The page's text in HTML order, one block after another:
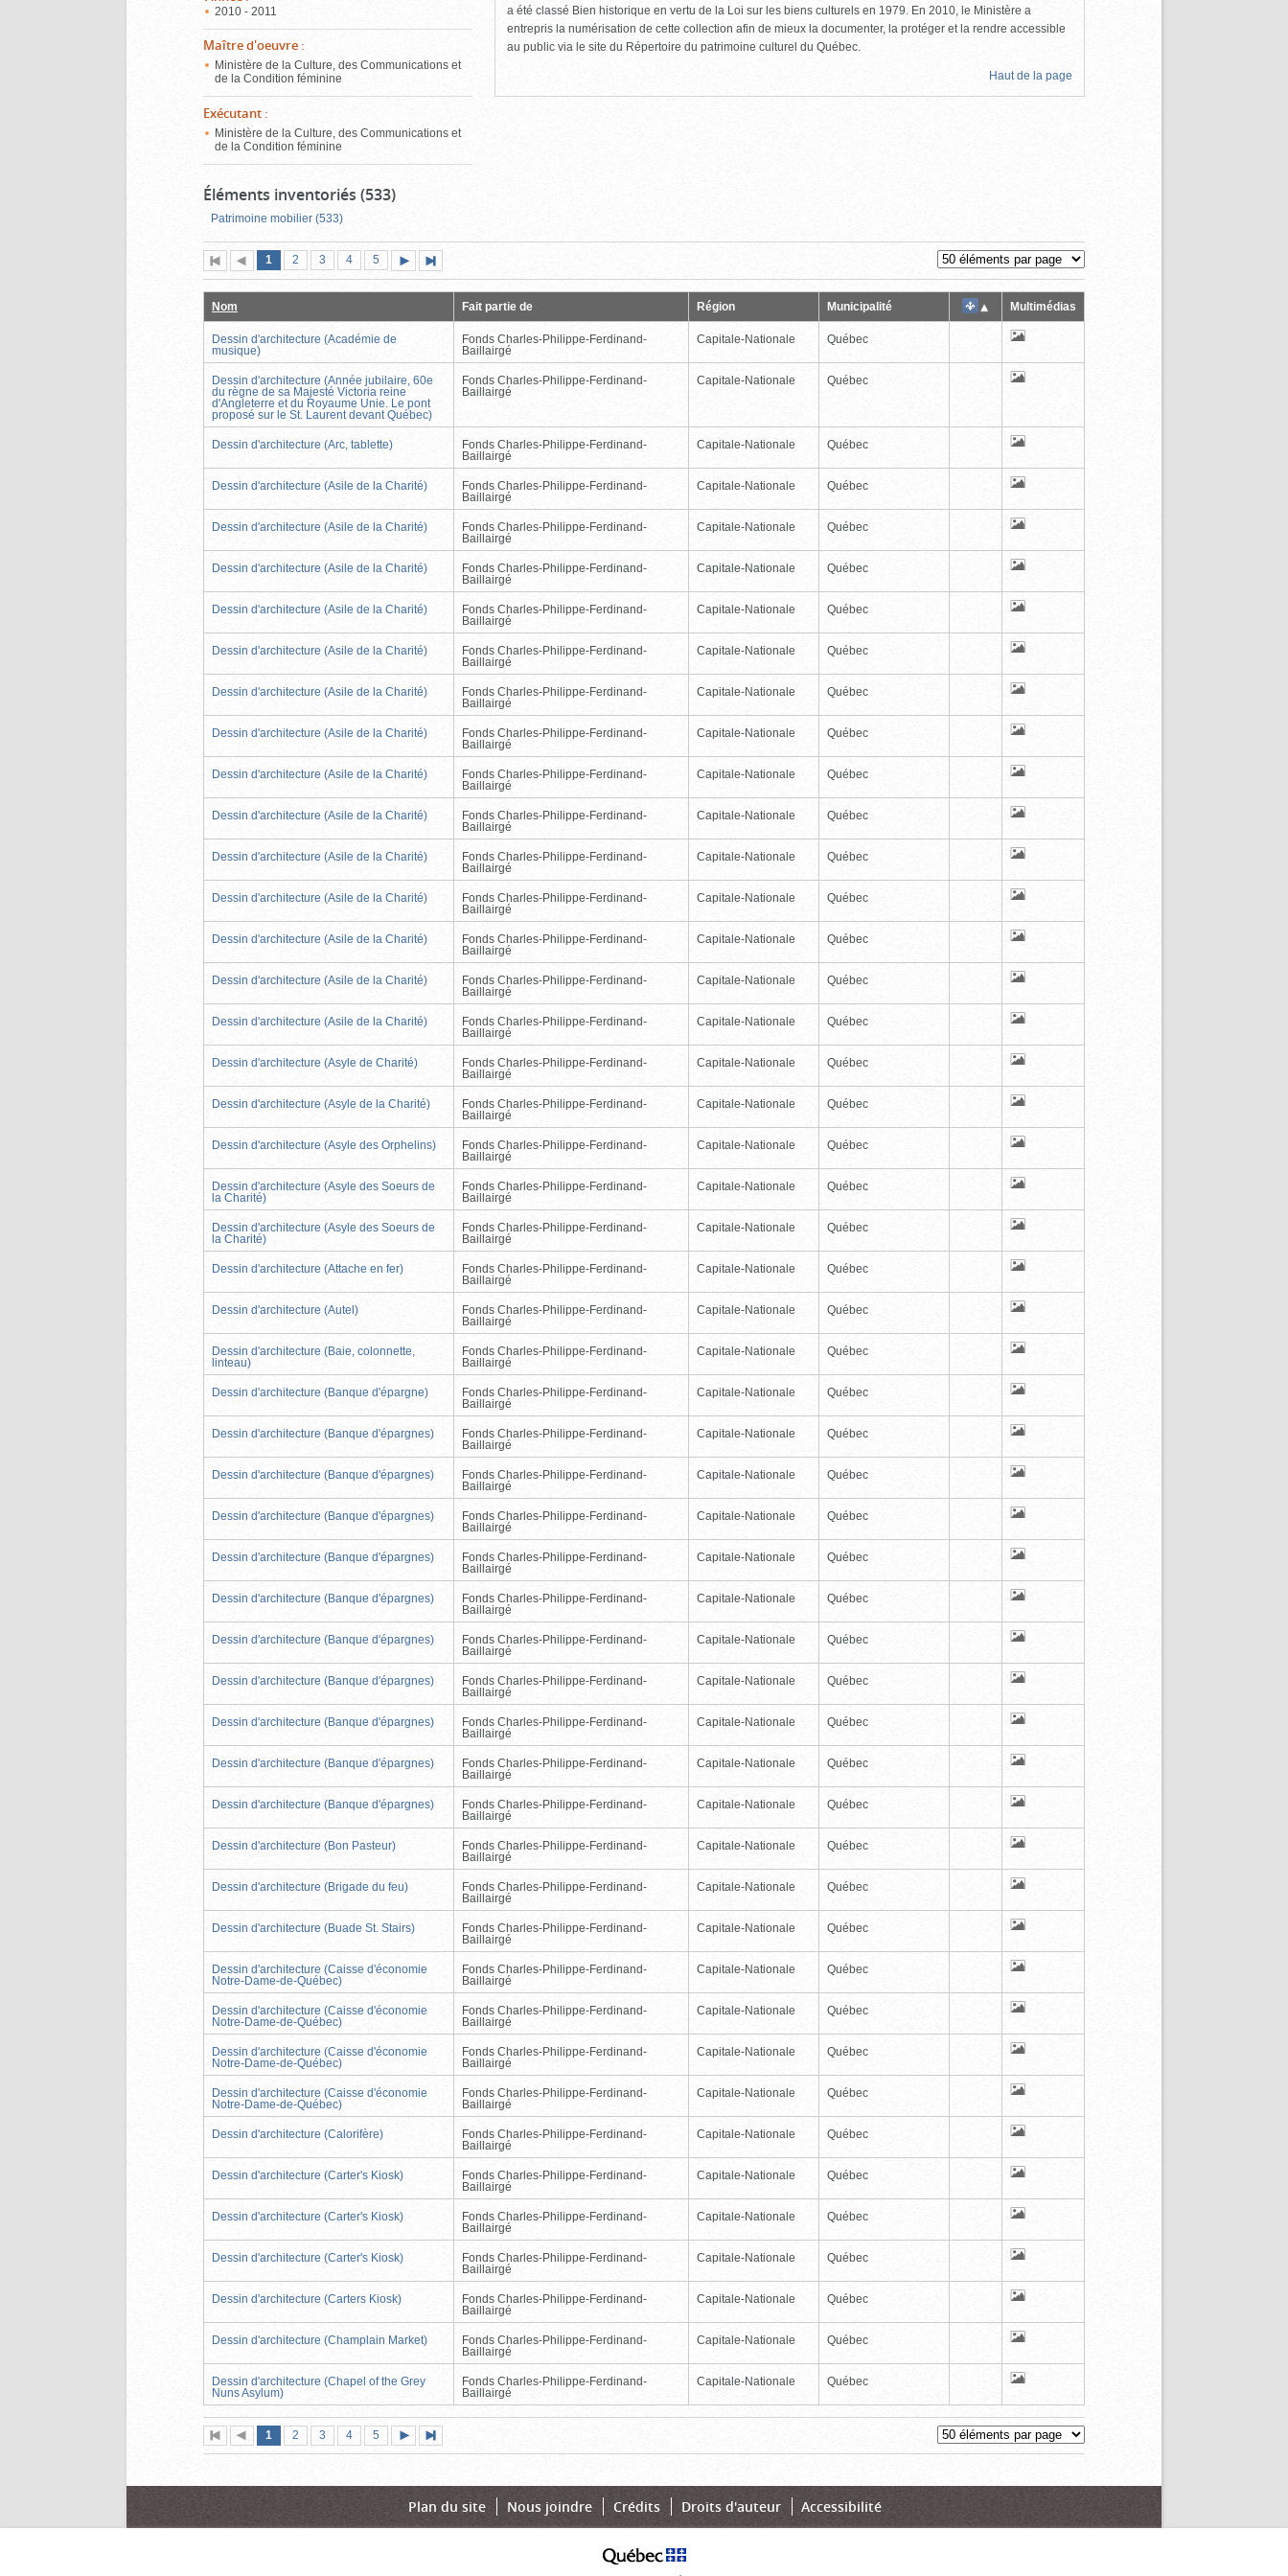
2010 - 2011
Maître d'oeuvre :
Ministère de la Culture, des Communications et
de la Condition féminine
Exécutant :
Ministère de la Culture, des Communications et
de la Condition féminine
a été classé Bien historique en vertu de la Loi sur les biens culturels en 1979. En 2010, le Ministère a
entrepris la numérisation de cette collection afin de mieux la documenter, la protéger et la rendre accessible
au public via le site du Répertoire du patrimoine culturel du Québec.
Haut de la page
Éléments inventoriés (533)
Patrimoine mobilier (533)
Première
page
Page
précédente
Page
1 (page
actuelle)
Page
2 Page
3 Page
4 Page
5
suivante
page
Nom Fait partie de Région Municipalité Multimédias
Dessin d'architecture (Académie de
musique)
Fonds Charles-Philippe-Ferdinand-
Baillairgé
Capitale-Nationale Québec
Dessin d'architecture (Année jubilaire, 60e
du règne de sa Majesté Victoria reine
d'Angleterre et du Royaume Unie. Le pont
proposé sur le St. Laurent devant Québec)
Fonds Charles-Philippe-Ferdinand-
Baillairgé
Capitale-Nationale Québec
Dessin d'architecture (Arc, tablette)
Fonds Charles-Philippe-Ferdinand-
Baillairgé
Capitale-Nationale Québec
Dessin d'architecture (Asile de la Charité)
Fonds Charles-Philippe-Ferdinand-
Baillairgé
Capitale-Nationale Québec
Dessin d'architecture (Asile de la Charité)
Fonds Charles-Philippe-Ferdinand-
Baillairgé
Capitale-Nationale Québec
Dessin d'architecture (Asile de la Charité)
Fonds Charles-Philippe-Ferdinand-
Baillairgé
Capitale-Nationale Québec
Dessin d'architecture (Asile de la Charité)
Fonds Charles-Philippe-Ferdinand-
Baillairgé
Capitale-Nationale Québec
Dessin d'architecture (Asile de la Charité)
Fonds Charles-Philippe-Ferdinand-
Baillairgé
Capitale-Nationale Québec
Dessin d'architecture (Asile de la Charité)
Fonds Charles-Philippe-Ferdinand-
Baillairgé
Capitale-Nationale Québec
Dessin d'architecture (Asile de la Charité)
Fonds Charles-Philippe-Ferdinand-
Baillairgé
Capitale-Nationale Québec
Dessin d'architecture (Asile de la Charité)
Fonds Charles-Philippe-Ferdinand-
Baillairgé
Capitale-Nationale Québec
Dessin d'architecture (Asile de la Charité)
Fonds Charles-Philippe-Ferdinand-
Baillairgé
Capitale-Nationale Québec
Dessin d'architecture (Asile de la Charité)
Fonds Charles-Philippe-Ferdinand-
Baillairgé
Capitale-Nationale Québec
Dessin d'architecture (Asile de la Charité)
Fonds Charles-Philippe-Ferdinand-
Baillairgé
Capitale-Nationale Québec
Dessin d'architecture (Asile de la Charité)
Fonds Charles-Philippe-Ferdinand-
Baillairgé
Capitale-Nationale Québec
Dessin d'architecture (Asile de la Charité)
Fonds Charles-Philippe-Ferdinand-
Baillairgé
Capitale-Nationale Québec
Dessin d'architecture (Asile de la Charité)
Fonds Charles-Philippe-Ferdinand-
Baillairgé
Capitale-Nationale Québec
Dessin d'architecture (Asyle de Charité)
Fonds Charles-Philippe-Ferdinand-
Baillairgé
Capitale-Nationale Québec
Dessin d'architecture (Asyle de la Charité)
Fonds Charles-Philippe-Ferdinand-
Baillairgé
Capitale-Nationale Québec
Dessin d'architecture (Asyle des Orphelins)
Fonds Charles-Philippe-Ferdinand-
Baillairgé
Capitale-Nationale Québec
Dessin d'architecture (Asyle des Soeurs de
la Charité)
Fonds Charles-Philippe-Ferdinand-
Baillairgé
Capitale-Nationale Québec
Dessin d'architecture (Asyle des Soeurs de
la Charité)
Fonds Charles-Philippe-Ferdinand-
Baillairgé
Capitale-Nationale Québec
Dessin d'architecture (Attache en fer)
Fonds Charles-Philippe-Ferdinand-
Baillairgé
Capitale-Nationale Québec
Dessin d'architecture (Autel)
Fonds Charles-Philippe-Ferdinand-
Baillairgé
Capitale-Nationale Québec
Dessin d'architecture (Baie, colonnette,
linteau)
Fonds Charles-Philippe-Ferdinand-
Baillairgé
Capitale-Nationale Québec
Dessin d'architecture (Banque d'épargne)
Fonds Charles-Philippe-Ferdinand-
Baillairgé
Capitale-Nationale Québec
Dessin d'architecture (Banque d'épargnes)
Fonds Charles-Philippe-Ferdinand-
Baillairgé
Capitale-Nationale Québec
Dessin d'architecture (Banque d'épargnes)
Fonds Charles-Philippe-Ferdinand-
Baillairgé
Capitale-Nationale Québec
Dessin d'architecture (Banque d'épargnes)
Fonds Charles-Philippe-Ferdinand-
Baillairgé
Capitale-Nationale Québec
Dessin d'architecture (Banque d'épargnes)
Fonds Charles-Philippe-Ferdinand-
Baillairgé
Capitale-Nationale Québec
Dessin d'architecture (Banque d'épargnes)
Fonds Charles-Philippe-Ferdinand-
Baillairgé
Capitale-Nationale Québec
Dessin d'architecture (Banque d'épargnes)
Fonds Charles-Philippe-Ferdinand-
Baillairgé
Capitale-Nationale Québec
Dessin d'architecture (Banque d'épargnes)
Fonds Charles-Philippe-Ferdinand-
Baillairgé
Capitale-Nationale Québec
Dessin d'architecture (Banque d'épargnes)
Fonds Charles-Philippe-Ferdinand-
Baillairgé
Capitale-Nationale Québec
Dessin d'architecture (Banque d'épargnes)
Fonds Charles-Philippe-Ferdinand-
Baillairgé
Capitale-Nationale Québec
Dessin d'architecture (Banque d'épargnes)
Fonds Charles-Philippe-Ferdinand-
Baillairgé
Capitale-Nationale Québec
Dessin d'architecture (Bon Pasteur)
Fonds Charles-Philippe-Ferdinand-
Baillairgé
Capitale-Nationale Québec
Dessin d'architecture (Brigade du feu)
Fonds Charles-Philippe-Ferdinand-
Baillairgé
Capitale-Nationale Québec
Dessin d'architecture (Buade St. Stairs)
Fonds Charles-Philippe-Ferdinand-
Baillairgé
Capitale-Nationale Québec
Dessin d'architecture (Caisse d'économie
Notre-Dame-de-Québec)
Fonds Charles-Philippe-Ferdinand-
Baillairgé
Capitale-Nationale Québec
Dessin d'architecture (Caisse d'économie
Notre-Dame-de-Québec)
Fonds Charles-Philippe-Ferdinand-
Baillairgé
Capitale-Nationale Québec
Dessin d'architecture (Caisse d'économie
Notre-Dame-de-Québec)
Fonds Charles-Philippe-Ferdinand-
Baillairgé
Capitale-Nationale Québec
Dessin d'architecture (Caisse d'économie
Notre-Dame-de-Québec)
Fonds Charles-Philippe-Ferdinand-
Baillairgé
Capitale-Nationale Québec
Dessin d'architecture (Calorifère)
Fonds Charles-Philippe-Ferdinand-
Baillairgé
Capitale-Nationale Québec
Dessin d'architecture (Carter's Kiosk)
Fonds Charles-Philippe-Ferdinand-
Baillairgé
Capitale-Nationale Québec
Dessin d'architecture (Carter's Kiosk)
Fonds Charles-Philippe-Ferdinand-
Baillairgé
Capitale-Nationale Québec
Dessin d'architecture (Carter's Kiosk)
Fonds Charles-Philippe-Ferdinand-
Baillairgé
Capitale-Nationale Québec
Dessin d'architecture (Carters Kiosk)
Fonds Charles-Philippe-Ferdinand-
Baillairgé
Capitale-Nationale Québec
Dessin d'architecture (Champlain Market)
Fonds Charles-Philippe-Ferdinand-
Baillairgé
Capitale-Nationale Québec
Dessin d'architecture (Chapel of the Grey
Nuns Asylum)
Fonds Charles-Philippe-Ferdinand-
Baillairgé
Capitale-Nationale Québec
Première
page
Page
précédente
Page
1 (page
actuelle)
Page
2 Page
3 Page
4 Page
5
suivante
page
Plan du site Nous joindre Crédits Droits d'auteur Accessibilité